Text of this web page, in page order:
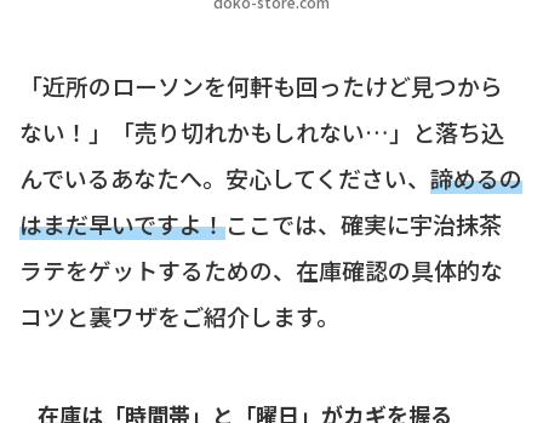
「近所のローソンを何軒も回ったけど見つから
ない！」「売り切れかもしれない…」と落ち込
んでいるあなたへ。安心してください、 諦めるの
はまだ早いですよ！ここでは、確実に宇治抹茶
ラテをゲットするための、在庫確認の具体的な
コツと裏ワザをご紹介します。
在庫は「時間帯」と「曜日」がカギを握る